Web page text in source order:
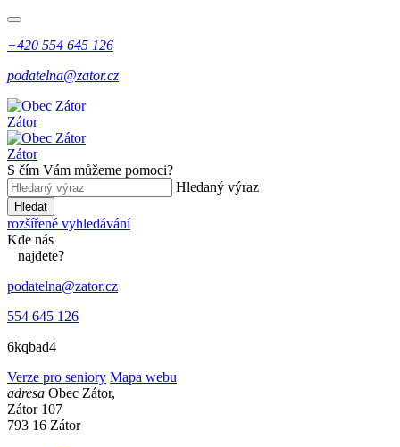
+420 554 645 126
podatelna@zator.cz
Zátor
Zátor
S čím Vám můžeme pomoci?
Hledaný výraz
Hledat
rozšířené vyhledávání
Kde nás
najdete?
podatelna@zator.cz
554 645 126
6kqbad4
Verze pro seniory Mapa webu
adresa Obec Zátor,
Zátor 107
793 16 Zátor